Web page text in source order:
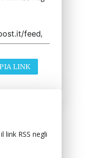
LINK
link RSS negli